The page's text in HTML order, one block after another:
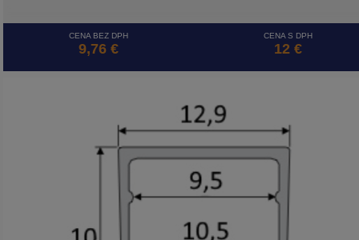
CENA BEZ DPH
9,76 €
CENA S DPH
12 €